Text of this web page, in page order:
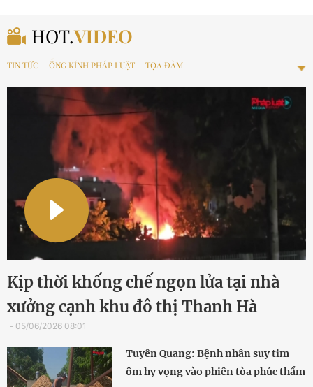
HOT.VIDEO
TIN TỨC ỐNG KÍNH PHÁP LUẬT TỌA ĐÀM
Kịp thời khống chế ngọn lửa tại nhà
xưởng cạnh khu đô thị Thanh Hà
05/06/2026 08:01
Tuyên Quang: Bệnh nhân suy tim
ôm hy vọng vào phiên tòa phúc thẩm